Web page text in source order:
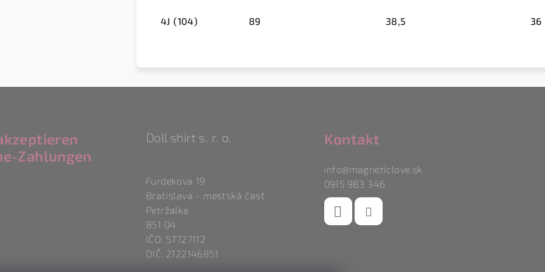
4J (104) 89 38,5 36
Zahlungen
Doll shirt s. r. o.
Furdekova 19
Bratislava - mestská časť
Petržalka
851 04
IČO: 57727112
DIČ: 2122146851
Kontakt
info@magneticlove.sk
0915 983 346